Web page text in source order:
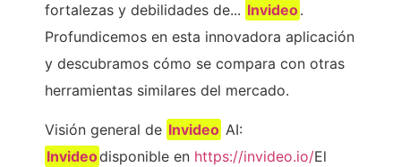
fortalezas y debilidades de... Invideo.
Profundicemos en esta innovadora aplicación
y descubramos cómo se compara con otras
herramientas similares del mercado.
Visión general de Invideo AI:
Invideodisponible en https://invideo.io/El